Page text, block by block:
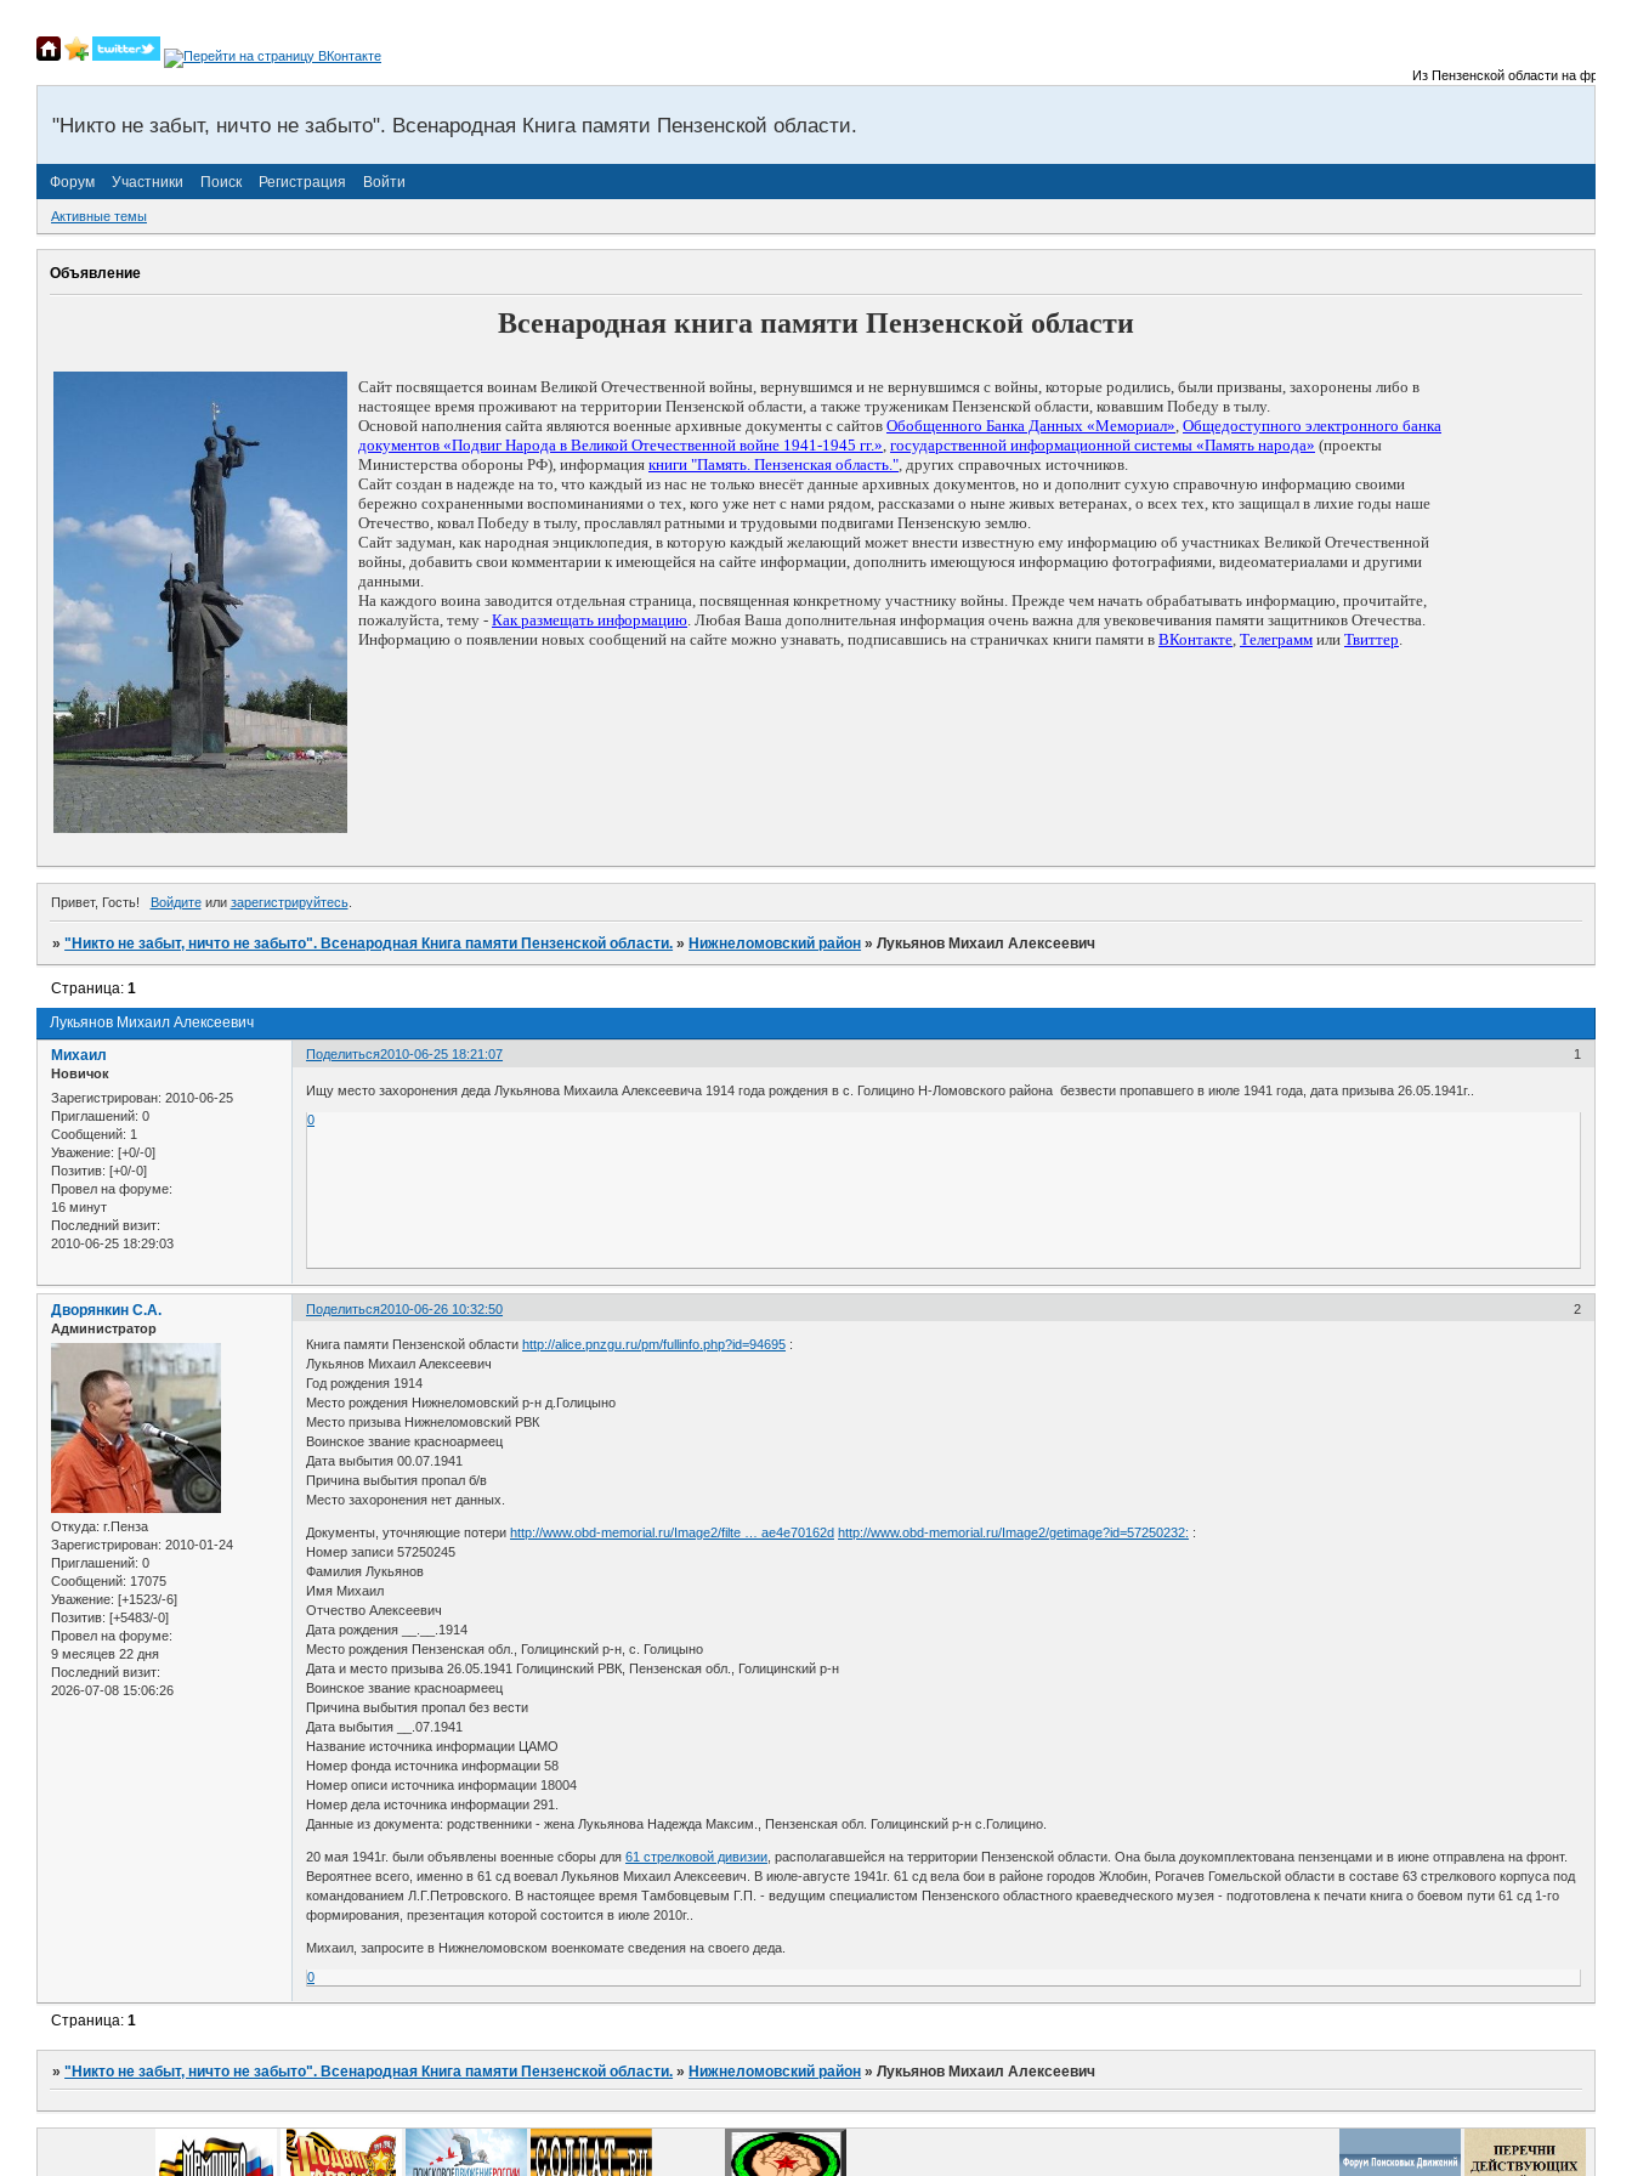
Из Пензенской области на фронты
"Никто не забыт, ничто не забыто". Всенародная Книга памяти Пензенской области.
Форум Участники Поиск Регистрация Войти
Активные темы
Объявление
Всенародная книга памяти Пензенской области
Сайт посвящается воинам Великой Отечественной войны, вернувшимся и не вернувшимся с войны, которые родились, были призваны, захоронены либо в
настоящее время проживают на территории Пензенской области, а также труженикам Пензенской области, ковавшим Победу в тылу.
Основой наполнения сайта являются военные архивные документы с сайтов Обобщенного Банка Данных «Мемориал», Общедоступного электронного банка
документов «Подвиг Народа в Великой Отечественной войне 1941-1945 гг.», государственной информационной системы «Память народа» (проекты
Министерства обороны РФ), информация книги "Память. Пензенская область.", других справочных источников.
Сайт создан в надежде на то, что каждый из нас не только внесёт данные архивных документов, но и дополнит сухую справочную информацию своими
бережно сохраненными воспоминаниями о тех, кого уже нет с нами рядом, рассказами о ныне живых ветеранах, о всех тех, кто защищал в лихие годы наше
Отечество, ковал Победу в тылу, прославлял ратными и трудовыми подвигами Пензенскую землю.
Сайт задуман, как народная энциклопедия, в которую каждый желающий может внести известную ему информацию об участниках Великой Отечественной
войны, добавить свои комментарии к имеющейся на сайте информации, дополнить имеющуюся информацию фотографиями, видеоматериалами и другими
данными.
На каждого воина заводится отдельная страница, посвященная конкретному участнику войны. Прежде чем начать обрабатывать информацию, прочитайте,
пожалуйста, тему - Как размещать информацию. Любая Ваша дополнительная информация очень важна для увековечивания памяти защитников Отечества.
Информацию о появлении новых сообщений на сайте можно узнавать, подписавшись на страничках книги памяти в ВКонтакте, Телеграмм или Твиттер.
Привет, Гость! Войдитеили зарегистрируйтесь.
»"Никто не забыт, ничто не забыто". Всенародная Книга памяти Пензенской области. » Нижнеломовский район »Лукьянов Михаил Алексеевич
Лукьянов Михаил Алексеевич
Страница:1
Поделиться 1
2010-06-25 18:21:07
Михаил
Новичок
Зарегистрирован: 2010-06-25
Приглашений: 0
Сообщений: 1
Уважение: [+0/-0]
Позитив: [+0/-0]
Провел на форуме:
16 минут
Последний визит:
2010-06-25 18:29:03
Ищу место захоронения деда Лукьянова Михаила Алексеевича 1914 года рождения в с. Голицино Н-Ломовского района безвести пропавшего в июле 1941 года, дата призыва 26.05.1941г..
0
Поделиться 2
2010-06-26 10:32:50
Дворянкин С.А.
Администратор
Откуда: г.Пенза
Зарегистрирован: 2010-01-24
Приглашений: 0
Сообщений: 17075
Уважение: [+1523/-6]
Позитив: [+5483/-0]
Провел на форуме:
9 месяцев 22 дня
Последний визит:
2026-07-08 15:06:26
Книга памяти Пензенской областиhttp://alice.pnzgu.ru/pm/fullinfo.php?id=94695 :
Лукьянов Михаил Алексеевич
Год рождения 1914
Место рождения Нижнеломовский р-н д.Голицыно
Место призыва Нижнеломовский РВК
Воинское звание красноармеец
Дата выбытия 00.07.1941
Причина выбытия пропал б/в
Место захоронения нет данных.
Документы, уточняющие потериhttp://www.obd-memorial.ru/Image2/filte … ae4e70162d http://www.obd-memorial.ru/Image2/getimage?id=57250232: :
Номер записи 57250245
Фамилия Лукьянов
Имя Михаил
Отчество Алексеевич
Дата рождения __.__.1914
Место рождения Пензенская обл., Голицинский р-н, с. Голицыно
Дата и место призыва 26.05.1941 Голицинский РВК, Пензенская обл., Голицинский р-н
Воинское звание красноармеец
Причина выбытия пропал без вести
Дата выбытия __.07.1941
Название источника информации ЦАМО
Номер фонда источника информации 58
Номер описи источника информации 18004
Номер дела источника информации 291.
Данные из документа: родственники - жена Лукьянова Надежда Максим., Пензенская обл. Голицинский р-н с.Голицино.
20 мая 1941г. были объявлены военные сборы для61 стрелковой дивизии , располагавшейся на территории Пензенской области. Она была доукомплектована пензенцами и в июне отправлена на фронт.
Вероятнее всего, именно в 61 сд воевал Лукьянов Михаил Алексеевич. В июле-августе 1941г. 61 сд вела бои в районе городов Жлобин, Рогачев Гомельской области в составе 63 стрелкового корпуса под
командованием Л.Г.Петровского. В настоящее время Тамбовцевым Г.П. - ведущим специалистом Пензенского областного краеведческого музея - подготовлена к печати книга о боевом пути 61 сд 1-го
формирования, презентация которой состоится в июле 2010г..
Михаил, запросите в Нижнеломовском военкомате сведения на своего деда.
0
Страница:1
»"Никто не забыт, ничто не забыто". Всенародная Книга памяти Пензенской области. »Нижнеломовский район »Лукьянов Михаил Алексеевич